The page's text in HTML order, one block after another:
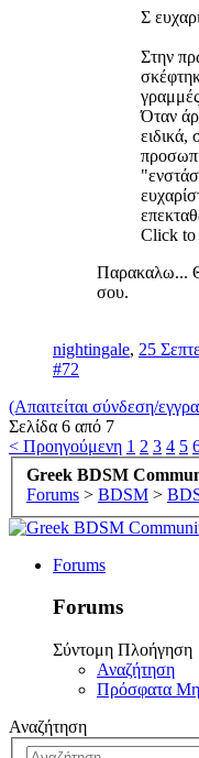
Σ
Στην
Όταν
ειδικά,
Click to
Παρακαλω...
σου.
nightingale, 25
#72
(Απαιτείται σύνδεση/
Σελίδα 6 από 7
< Προηγούμενη 1 2 3 4 5
Greek BDSM
Forums > BDSM >
Forums
Forums
Σύντομη Πλοήγηση
Αναζήτηση
Πρόσφατα
Αναζήτηση